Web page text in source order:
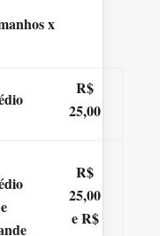
x
R$
25,00
e
R$
25,00
e R$